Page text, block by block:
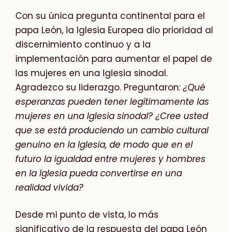
Con su única pregunta continental para el
papa León, la Iglesia Europea dio prioridad al
discernimiento continuo y a la
implementación para aumentar el papel de
las mujeres en una Iglesia sinodal.
Agradezco su liderazgo. Preguntaron: ¿Qué
esperanzas pueden tener legítimamente las
mujeres en una Iglesia sinodal? ¿Cree usted
que se está produciendo un cambio cultural
genuino en la Iglesia, de modo que en el
futuro la igualdad entre mujeres y hombres
en la Iglesia pueda convertirse en una
realidad vivida?
Desde mi punto de vista, lo más
significativo de la respuesta del papa León